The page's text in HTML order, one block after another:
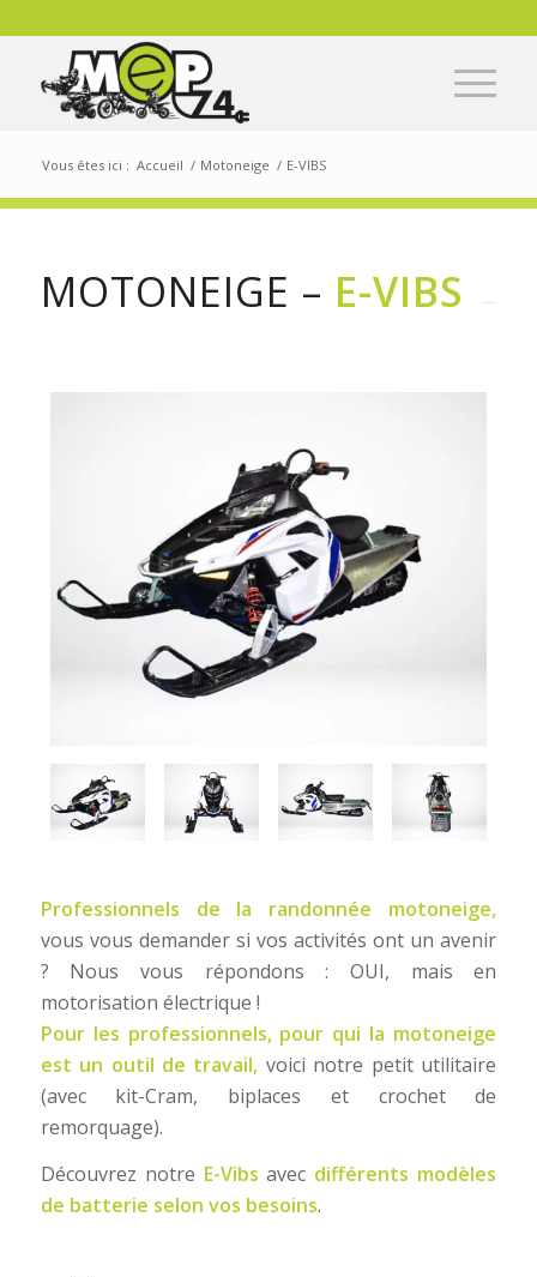
Vous êtes ici : Accueil / Motoneige / E-VIBS
MOTONEIGE – E-VIBS
Professionnels de la randonnée motoneige,
vous vous demander si vos activités ont un avenir
? Nous vous répondons : OUI, mais en
motorisation électrique !
Pour les professionnels, pour qui la motoneige
est un outil de travail, voici notre petit utilitaire
(avec kit-Cram, biplaces et crochet de
remorquage).
Découvrez notre E-Vibs avec différents modèles
de batterie selon vos besoins.